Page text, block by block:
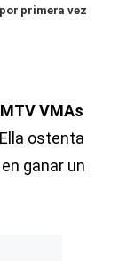
primera vez
MTV VMAs
ostenta
ganar un